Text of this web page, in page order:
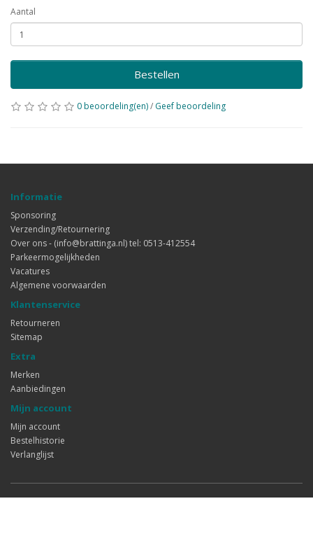
Aantal
Bestellen
0 beoordeling(en)/ Geef beoordeling
Informatie
Sponsoring
Verzending/Retournering
Over ons - (info@brattinga.nl) tel: 0513-412554
Parkeermogelijkheden
Vacatures
Algemene voorwaarden
Klantenservice
Retourneren
Sitemap
Extra
Merken
Aanbiedingen
Mijn account
Mijn account
Bestelhistorie
Verlanglijst